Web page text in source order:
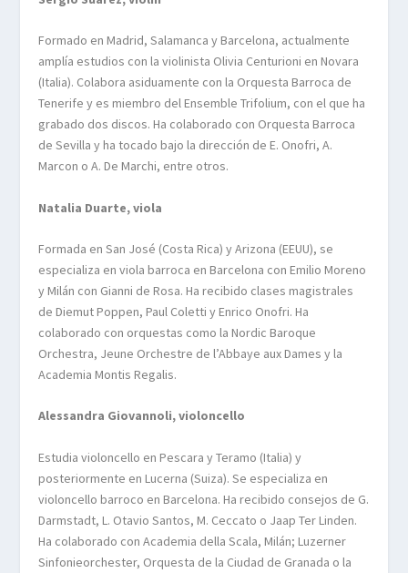
Formado en Madrid, Salamanca y Barcelona, actualmente
amplía estudios con la violinista Olivia Centurioni en Novara
(Italia). Colabora asiduamente con la Orquesta Barroca de
Tenerife y es miembro delEnsemble Trifolium, con el que ha
grabado dos discos. Ha colaborado con Orquesta Barroca
de Sevilla y ha tocado bajo la dirección de E. Onofri, A.
Marcon o A. DeMarchi, entre otros.
Natalia Duarte, viola
Formada en San José (Costa Rica) y Arizona (EEUU), se
especializa en viola barroca en Barcelona con Emilio Moreno
y Milán con Gianni de Rosa. Ha recibido clases magistrales
deDiemutPoppen, Paul Coletti y Enrico Onofri. Ha
colaborado con orquestas como laNordic Baroque
Orchestra, Jeune Orchestre del’Abbaye auxDames y la
AcademiaMontis Regalis.
Alessandra Giovannoli, violoncello
Estudiavioloncello en Pescara y Teramo (Italia) y
posteriormente en Lucerna (Suiza). Se especializa en
violoncello barroco en Barcelona. Ha recibido consejos de G.
Darmstadt, L. Otavio Santos, M. Ceccato o Jaap Ter Linden.
Ha colaborado con Academia della Scala, Milán;Luzerner
Sinfonieorchester, Orquesta de la Ciudad de Granada o la